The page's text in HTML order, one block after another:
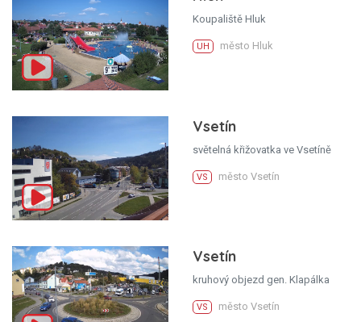
Koupaliště Hluk
UH město Hluk
Vsetín
světelná křižovatka ve Vsetíně
VS město Vsetín
Vsetín
kruhový objezd gen. Klapálka
VS město Vsetín